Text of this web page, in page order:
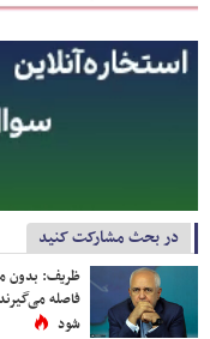
در بحث مشارکت کنید
ظریف: بدون
فاصله
شود